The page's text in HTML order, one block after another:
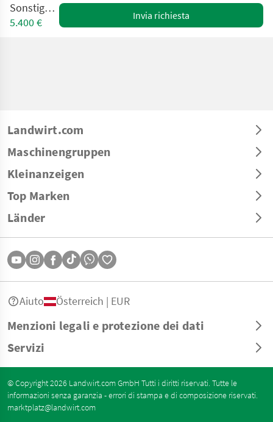
Sonstige H7B
5.400 €
Invia richiesta
Landwirt.com
Maschinengruppen
Kleinanzeigen
Top Marken
Länder
Menzioni legali e protezione dei dati
Servizi
Aiuto Österreich | EUR
© Copyright 2026 Landwirt.com GmbH Tutti i diritti riservati. Tutte le
informazioni senza garanzia - errori di stampa e di composizione riservati.
marktplatz@landwirt.com